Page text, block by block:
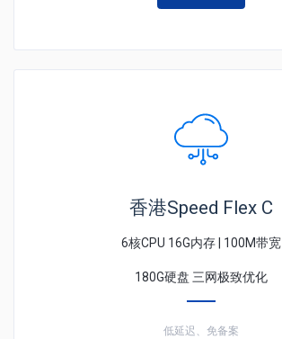
香港Speed Flex C
6核CPU 16G内存 | 100M带宽
180G硬盘 三网极致优化
低延迟、免备案